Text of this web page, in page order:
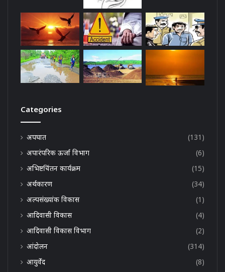
Categories
अपघात
(131)
अपारंपरिक ऊर्जा विभाग
(6)
अभिष्टचिंतन कार्यक्रम
(15)
अर्थकारण
(34)
अल्पसंख्यांक विकास
(1)
आदिवासी विकास
(4)
आदिवासी विकास विभाग
(2)
आंदोलन
(314)
आयुर्वेद
(8)